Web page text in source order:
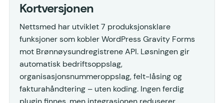
Kortversjonen
Nettsmed har utviklet 7 produksjonsklare
funksjoner som kobler WordPress Gravity Forms
mot Brønnøysundregistrene API. Løsningen gir
automatisk bedriftsoppslag,
organisasjonsnummeroppslag, felt-låsing og
fakturahåndtering – uten koding. Ingen ferdig